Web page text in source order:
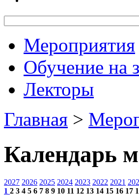
Мероприятия
Обучение на
Лекторы
Главная >
Календарь
2027 2026 2025 2024 2023 2022 2021
1 2 3 4 5 6 7 8 9 10 11 12 13 14 15 16 17